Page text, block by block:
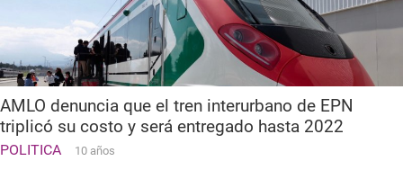
AMLO denuncia que el tren interurbano de EPN
triplicó su costo y será entregado hasta 2022
POLITICA 10 años